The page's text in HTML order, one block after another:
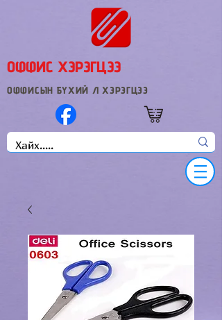
ОФФИС ХЭРЭГЦЭЭ
ОФФИСЫН БҮХИЙ Л ХЭРЭГЦЭЭ